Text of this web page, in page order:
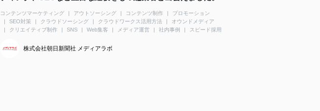
コンテンツマーケティング アウトソーシング コンテンツ制作
プロモーション
SEO対策
クラウドソーシング クラウドワークス活用方法
オウンドメディア
クリエイティブ制作
SNS Web集客 メディア運営 社内事例 スピード採用
株式会社朝日新聞社 メディアラボ